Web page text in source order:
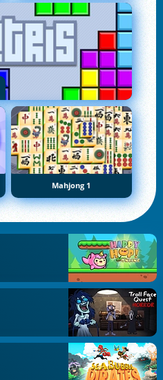
Mahjong 1